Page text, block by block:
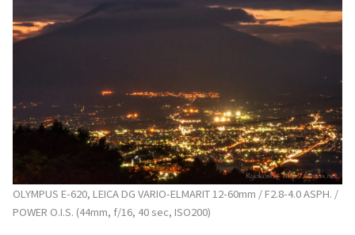
OLYMPUS E-620, LEICA DG VARIO-ELMARIT 12-60mm / F2.8-4.0 ASPH. /
POWER O.I.S. (44mm, f/16, 40 sec, ISO200)